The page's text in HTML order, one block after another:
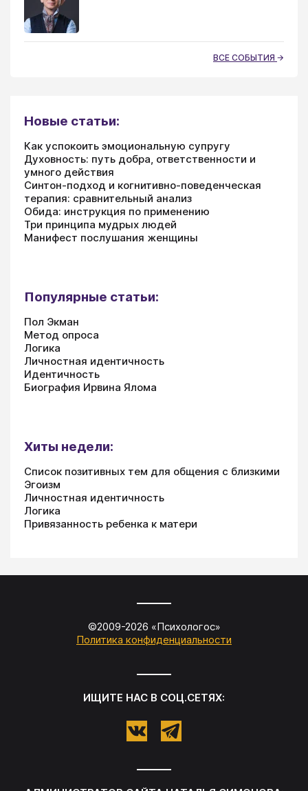
ВСЕ СОБЫТИЯ
Новые статьи:
Как успокоить эмоциональную супругу
Духовность: путь добра, ответственности и
умного действия
Синтон-подход и когнитивно-поведенческая
терапия: сравнительный анализ
Обида: инструкция по применению
Три принципа мудрых людей
Манифест послушания женщины
Популярные статьи:
Пол Экман
Метод опроса
Логика
Личностная идентичность
Идентичность
Биография Ирвина Ялома
Хиты недели:
Список позитивных тем для общения с близкими
Эгоизм
Личностная идентичность
Логика
Привязанность ребенка к матери
©2009-2026 «Психологос»
Политика конфиденциальности
ИЩИТЕ НАС В СОЦ.СЕТЯХ: